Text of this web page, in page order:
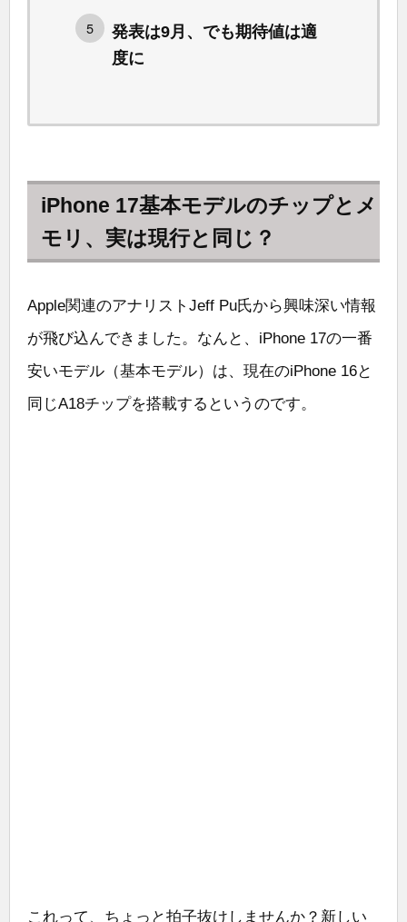
発表は9月、でも期待値は適
度に
iPhone 17基本モデルのチップとメ
モリ、実は現行と同じ？
Apple関連のアナリストJeff Pu氏から興味深い情報
が飛び込んできました。なんと、iPhone 17の一番
安いモデル（基本モデル）は、現在のiPhone 16と
同じA18チップを搭載するというのです。
これって、ちょっと拍子抜けしませんか？新しい